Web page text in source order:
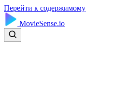
Перейти к содержимому
MovieSense.io